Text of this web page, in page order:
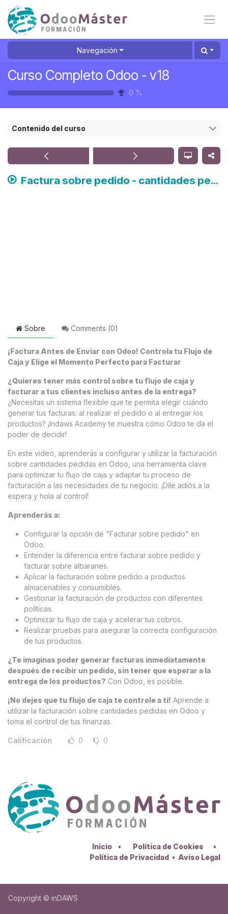
Ir al contenido
Navegación
Curso Completo Odoo - v18
0 %
Contenido del curso
Factura sobre pedido - cantidades pedidas
Sobre Comments (0)
¡Factura Antes de Enviar con Odoo! Controla tu Flujo de
Caja y Elige el Momento Perfecto para Facturar
¿Quieres tener más control sobre tu flujo de caja y
facturar a tus clientes incluso antes de la entrega?
¿Necesitas un sistema flexible que te permita elegir cuándo
generar tus facturas: al realizar el pedido o al entregar los
productos? ¡Indaws Academy te muestra cómo Odoo te da el
poder de decidir!
En este video, aprenderás a configurar y utilizar la facturación
sobre cantidades pedidas en Odoo, una herramienta clave
para optimizar tu flujo de caja y adaptar tu proceso de
facturación a las necesidades de tu negocio. ¡Dile adiós a la
espera y hola al control!
Aprenderás a:
Configurar la opción de "Facturar sobre pedido" en
Odoo.
Entender la diferencia entre facturar sobre pedido y
facturar sobre albaranes.
Aplicar la facturación sobre pedido a productos
almacenables y consumibles.
Gestionar la facturación de productos con diferentes
políticas.
Optimizar tu flujo de caja y acelerar tus cobros.
Realizar pruebas para asegurar la correcta configuración
de tus productos.
¿Te imaginas poder generar facturas inmediatamente
después de recibir un pedido, sin tener que esperar a la
entrega de los productos? Con Odoo, es posible.
¡No dejes que tu flujo de caja te controle a ti! Aprende a
utilizar la facturación sobre cantidades pedidas en Odoo y
toma el control de tus finanzas.
Calificación 0 0
Inicio • Política de Cookies
•
Política de Privacidad • Aviso Legal
Copyright © inDAWS